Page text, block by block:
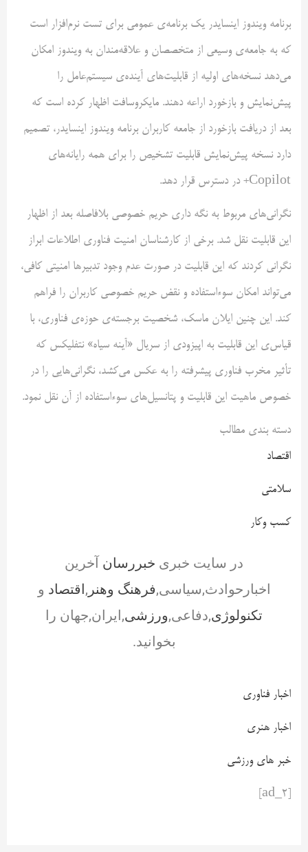
برنامه‌ ویندوز اینسایدر یک برنامه‌ی عمومی برای تست نرم‌افزار است
که به جامعه‌ی وسیعی از متخصصان و علاقه‌مندان به ویندوز امکان
می‌دهد نسخه‌های اولیه از قابلیت‌های آینده‌ی سیستم‌عامل را
پیش‌نمایش و بازخورد اراعه دهند. مایکروسافت اظهار کرده است که
بعد از دریافت بازخورد از جامعه کاربران برنامه ویندوز اینسایدر، تصمیم
دارد نسخه پیش‌نمایش قابلیت تشخیص را برای همه رایانه‌های
Copilot+ در دسترس قرار دهد.
نگرانی‌های مربوط به نگه داری حریم خصوصی بلافاصله بعد از اظهار
این قابلیت نقل شد. برخی از کارشناسان امنیت فناوری اطلاعات ابراز
نگرانی کردند که این قابلیت در صورت عدم وجود تدبیرها امنیتی کافی،
می‌تواند امکان سوءاستفاده و نقض حریم خصوصی کاربران را فراهم
کند. این چنین ایلان ماسک، شخصیت برجسته‌ی حوزه‌ی فناوری، با
قیاس‌ی این قابلیت به اپیزودی از سریال «آینه سیاه» نتفلیکس که
تأثیر مخرب فناوری پیشرفته را به عکس می‌کشد، نگرانی‌هایی را در
خصوص ماهیت این قابلیت و پتانسیل‌های سوءاستفاده از آن نقل نمود.
دسته بندی مطالب
اقتصاد
سلامتی
کسب وکار
در سایت خبری خبررسان آخرین
اخبارحوادث,سیاسی,فرهنگ وهنر ,اقتصاد و
تکنولوژی,دفاعی,ورزشی,ایران,جهان را
بخوانید.
اخبار فناوری
اخبار هنری
خبر های ورزشی